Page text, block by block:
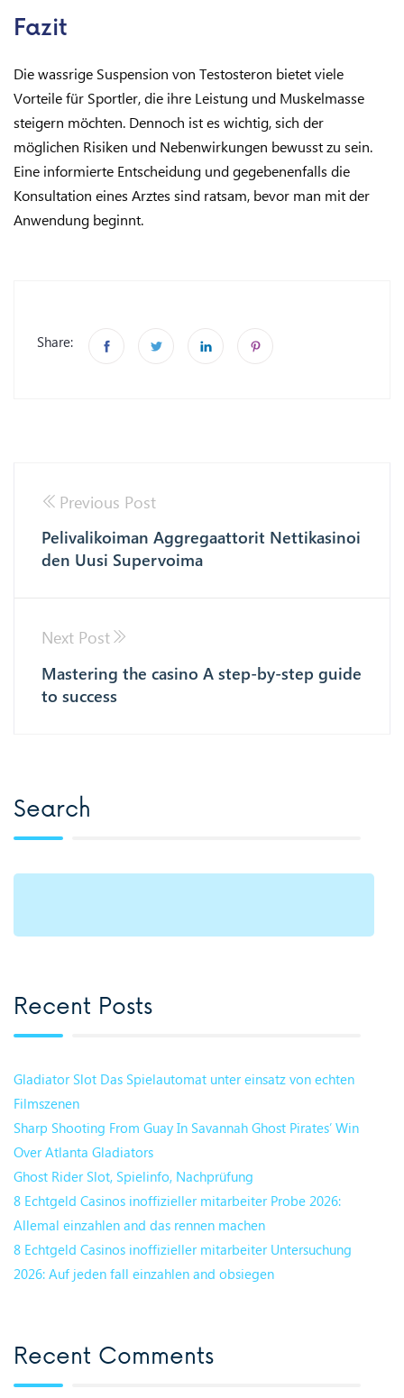
Fazit
Die wassrige Suspension von Testosteron bietet viele
Vorteile für Sportler, die ihre Leistung und Muskelmasse
steigern möchten. Dennoch ist es wichtig, sich der
möglichen Risiken und Nebenwirkungen bewusst zu sein.
Eine informierte Entscheidung und gegebenenfalls die
Konsultation eines Arztes sind ratsam, bevor man mit der
Anwendung beginnt.
Share:
Previous Post
Pelivalikoiman Aggregaattorit Nettikasinoi
den Uusi Supervoima
Next Post
Mastering the casino A step-by-step guide
to success
Search
Recent Posts
Gladiator Slot Das Spielautomat unter einsatz von echten
Filmszenen
Sharp Shooting From Guay In Savannah Ghost Pirates’ Win
Over Atlanta Gladiators
Ghost Rider Slot, Spielinfo, Nachprüfung
8 Echtgeld Casinos inoffizieller mitarbeiter Probe 2026:
Allemal einzahlen and das rennen machen
8 Echtgeld Casinos inoffizieller mitarbeiter Untersuchung
2026: Auf jeden fall einzahlen and obsiegen
Recent Comments